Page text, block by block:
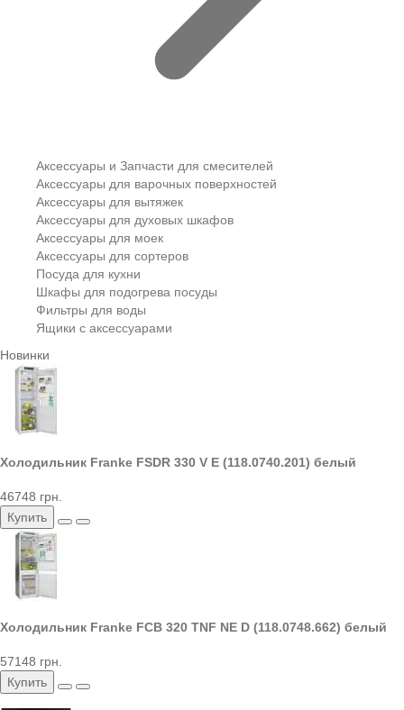
Аксессуары и Запчасти для смесителей
Аксессуары для варочных поверхностей
Аксессуары для вытяжек
Аксессуары для духовых шкафов
Аксессуары для моек
Аксессуары для сортеров
Посуда для кухни
Шкафы для подогрева посуды
Фильтры для воды
Ящики с аксессуарами
Новинки
Холодильник Franke FSDR 330 V E (118.0740.201) белый
46748 грн.
Купить
Холодильник Franke FCB 320 TNF NE D (118.0748.662) белый
57148 грн.
Купить